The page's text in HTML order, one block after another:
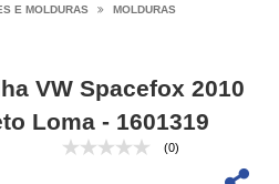
E MOLDURAS
MOLDURAS
VW Spacefox 2010
Loma - 1601319
(0)